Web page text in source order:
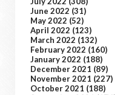
June 2022 (31)
May 2022 (52)
April 2022 (123)
March 2022 (132)
February 2022 (160)
January 2022 (188)
December 2021 (89)
November 2021 (227)
October 2021 (188)